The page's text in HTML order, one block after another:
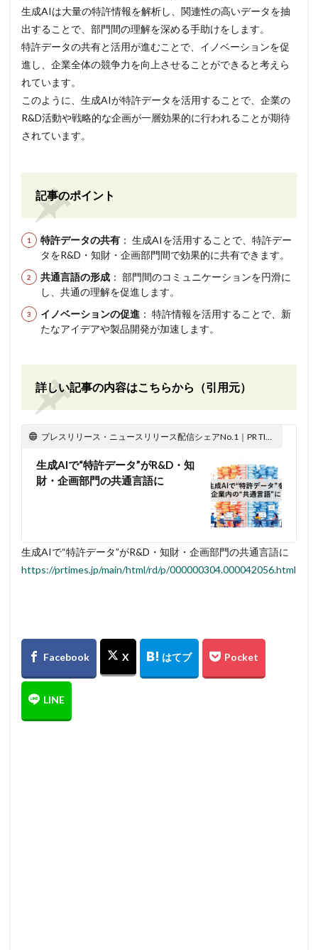
生成AIは大量の特許情報を解析し、関連性の高いデータを抽
出することで、部門間の理解を深める手助けをします。
特許データの共有と活用が進むことで、イノベーションを促
進し、企業全体の競争力を向上させることができると考えら
れています。
このように、生成AIが特許データを活用することで、企業の
R&D活動や戦略的な企画が一層効果的に行われることが期待
されています。
記事のポイント
特許データの共有 ： 生成AIを活用することで、特許デー
タをR&D・知財・企画部門間で効果的に共有できます。
共通言語の形成 ： 部門間のコミュニケーションを円滑に
し、共通の理解を促進します。
イノベーションの促進 ： 特許情報を活用することで、新
たなアイデアや製品開発が加速します。
詳しい記事の内容はこちらから（引用元）
プレスリリース・ニュースリリース配信シェアNo.1｜PR TIMES
生成AIで“特許データ”がR&D・知
財・企画部門の共通言語に
生成AIで“特許データ”がR&D・知財・企画部門の共通言語に
https://prtimes.jp/main/html/rd/p/000000304.000042056.html